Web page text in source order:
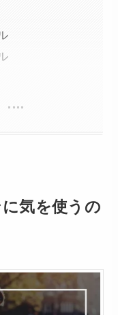
気を使うの